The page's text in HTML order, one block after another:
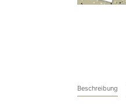
Beschreibung